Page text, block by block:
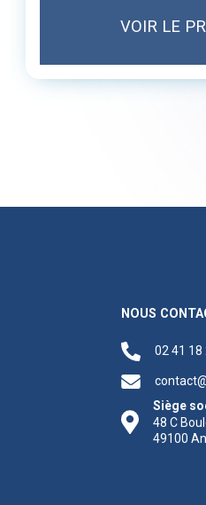
VOIR LE
NOUS
02 41 18
Siège
48 C
49100